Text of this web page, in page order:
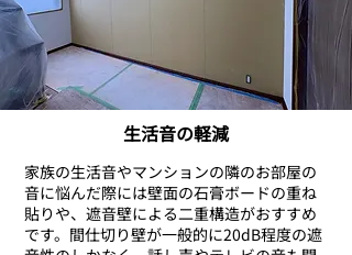
生活音の軽減
家族の生活音やマンションの隣のお部屋の
音に悩んだ際には壁面の石膏ボードの重ね
貼りや、遮音壁による二重構造がおすすめ
です。間仕切り壁が一般的に20dB程度の遮